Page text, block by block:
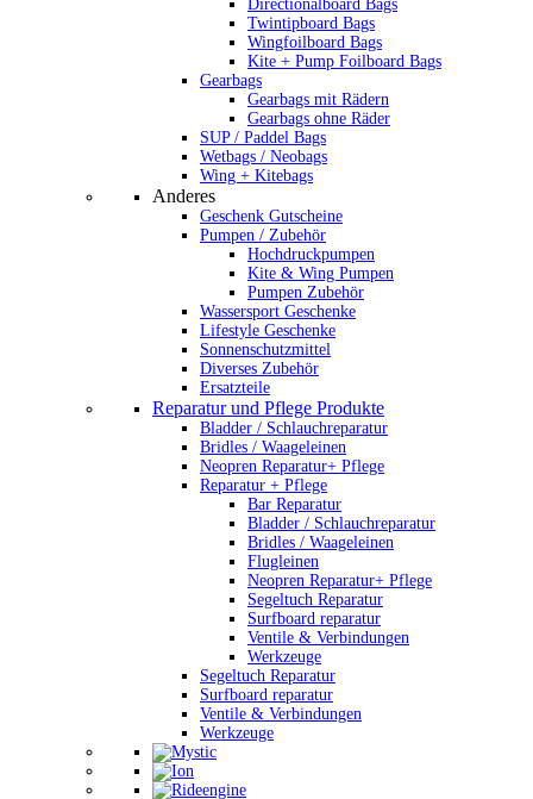
Directionalboard Bags
Twintipboard Bags
Wingfoilboard Bags
Kite + Pump Foilboard Bags
Gearbags
Gearbags mit Rädern
Gearbags ohne Räder
SUP / Paddel Bags
Wetbags / Neobags
Wing + Kitebags
Anderes
Geschenk Gutscheine
Pumpen / Zubehör
Hochdruckpumpen
Kite & Wing Pumpen
Pumpen Zubehör
Wassersport Geschenke
Lifestyle Geschenke
Sonnenschutzmittel
Diverses Zubehör
Ersatzteile
Reparatur und Pflege Produkte
Bladder / Schlauchreparatur
Bridles / Waageleinen
Neopren Reparatur+ Pflege
Reparatur + Pflege
Bar Reparatur
Bladder / Schlauchreparatur
Bridles / Waageleinen
Flugleinen
Neopren Reparatur+ Pflege
Segeltuch Reparatur
Surfboard reparatur
Ventile & Verbindungen
Werkzeuge
Segeltuch Reparatur
Surfboard reparatur
Ventile & Verbindungen
Werkzeuge